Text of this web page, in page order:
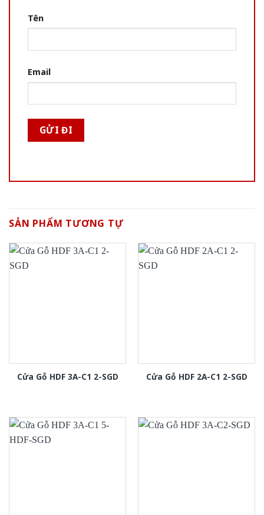
Tên
Email
SẢN PHẨM TƯƠNG TỰ
Cửa Gỗ HDF 3A-C1 2-SGD Cửa Gỗ HDF 2A-C1 2-SGD